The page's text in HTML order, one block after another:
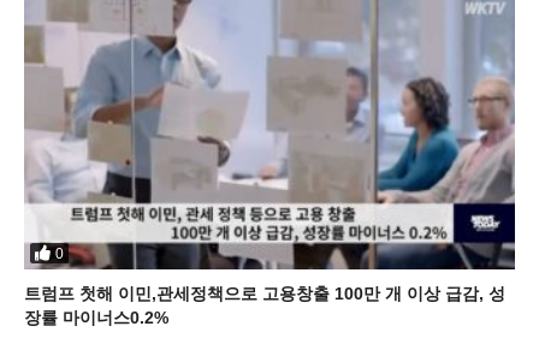
0
트럼프 첫해 이민,관세정책으로 고용창출 100만 개 이상 급감, 성
장률 마이너스0.2%